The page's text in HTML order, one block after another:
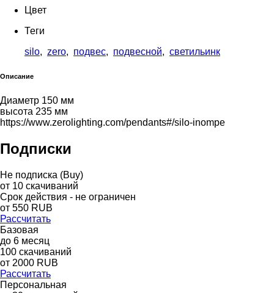
Цвет
Теги
silo, zero, подвес, подвесной, светильинк
Описание
Диаметр 150 мм
высота 235 мм
https://www.zerolighting.com/pendants#/silo-inompe
Подписки
Не подписка (Buy)
от 10 скачиваний
Срок действия - не ограничен
от 550 RUB
Рассчитать
Базовая
до 6 месяц
100 скачиваний
от 2000 RUB
Рассчитать
Персональная